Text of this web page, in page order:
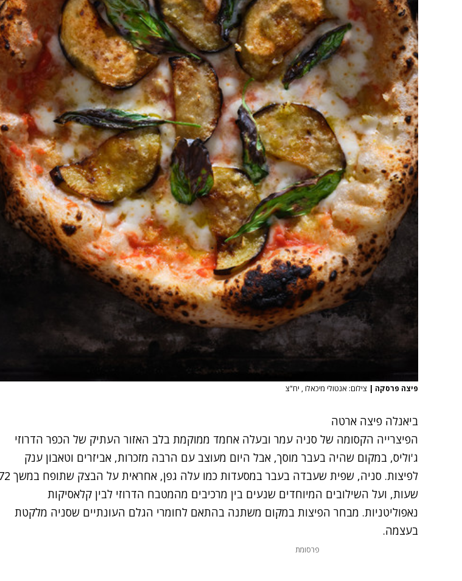
פיצה פרסקה | צילום: אנטולי מיכאלו , יח"צ
ביאנלה פיצה ארטה
הפיצרייה הקסומה של סניה עמר ובעלה אחמד ממוקמת בלב האזור העתיק של הכפר הדרוזי
ג'וליס, במקום שהיה בעבר מוסך, אבל היום מעוצב עם הרבה מזכרות, אביזרים וטאבון ענק
לפיצות. סניה, שפית שעבדה בעבר במסעדות כמו עלה גפן,
שעות, ועל השילובים המיוחדים שנעים בין מרכיבים מהמטבח הדרוזי לבין קלאסיקות
נאפוליטניות. מבחר הפיצות במקום משתנה בהתאם לחומרי הגלם העונתיים שסניה מלקטת
בעצמה.
פרסומת